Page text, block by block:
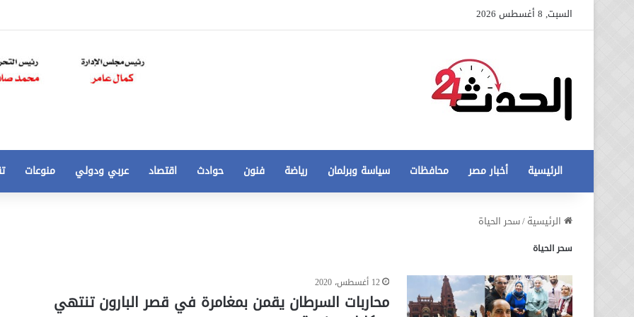
السبت, 8 أغسطس 2026
الرئيسية أخبار مصر محافظات سياسة وبرلمان رياضة فنون حوادث اقتصاد عربي ودولي منوعات
الرئيسية/سحر الحياة
سحر الحياة
12 أغسطس، 2020
محاربات السرطان يقمن بمغامرة في قصر البارون تنتهي
أزمة
مخالفات
البناء
12 أغسطس، 2020
عاجل تطورات جديدة في أزمة مخالفات
الي
50